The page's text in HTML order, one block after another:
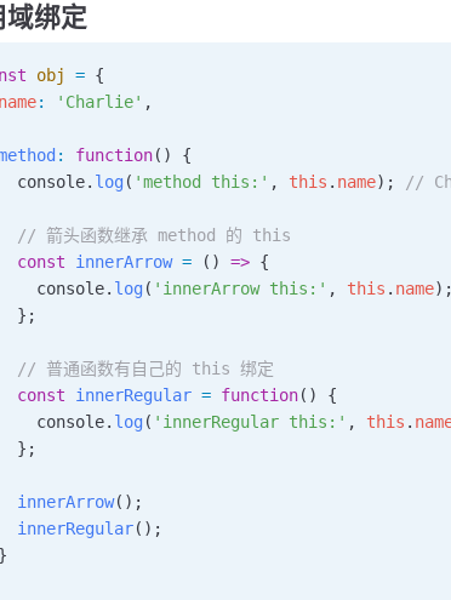
域绑定
obj = {
: 'Charlie' ,
: function() {
console
. log ( 'method this:' , this . name); //
// 箭头函数继承 method 的 this
const
innerArrow = () => {
console
. log ( 'innerArrow this:' , this . name
};
// 普通函数有自己的 this 绑定
const
innerRegular = function() {
console
. log ( 'innerRegular this:' , this .
};
innerArrow
();
innerRegular
();